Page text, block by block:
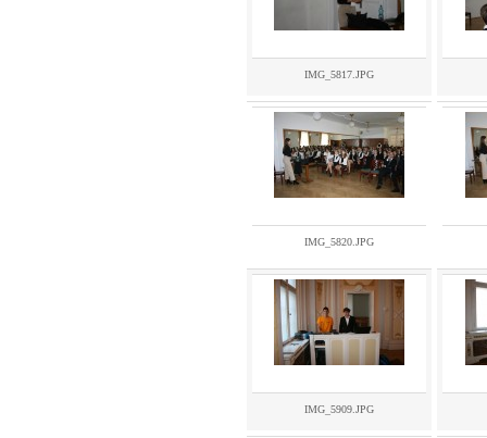
IMG_5817.JPG
IMG_5820.JPG
IMG_5909.JPG